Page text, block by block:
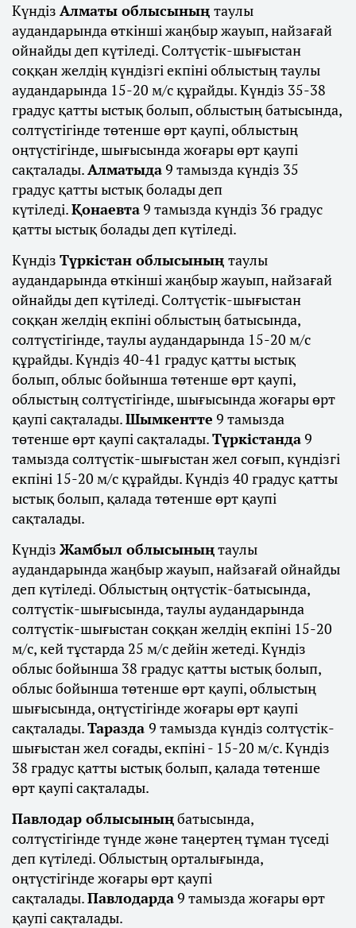
Күндіз Алматы облысының таулы
аудандарында өткінші жаңбыр жауып, найзағай
ойнайды деп күтіледі. Солтүстік-шығыстан
соққан желдің күндізгі екпіні облыстың таулы
аудандарында 15-20 м/с құрайды. Күндіз 35-38
градус қатты ыстық болып, облыстың батысында,
солтүстігінде төтенше өрт қаупі, облыстың
оңтүстігінде, шығысында жоғары өрт қаупі
сақталады.Алматыда9 тамызда күндіз 35
градус қатты ыстық болады деп
күтіледі.Қонаевта9 тамызда күндіз 36 градус
қатты ыстық болады деп күтіледі.
Күндіз Түркістан облысының таулы
аудандарында өткінші жаңбыр жауып, найзағай
ойнайды деп күтіледі. Солтүстік-шығыстан
соққан желдің екпіні облыстың батысында,
солтүстігінде, таулы аудандарында 15-20 м/с
құрайды. Күндіз 40-41 градус қатты ыстық
болып, облыс бойынша төтенше өрт қаупі,
облыстың солтүстігінде, шығысында жоғары өрт
қаупі сақталады.Шымкентте 9 тамызда
төтенше өрт қаупі сақталады.Түркістанда9
тамызда солтүстік-шығыстан жел соғып, күндізгі
екпіні 15-20 м/с құрайды. Күндіз 40 градус қатты
ыстық болып, қалада төтенше өрт қаупі
сақталады.
Күндіз Жамбыл облысыныңтаулы
аудандарында жаңбыр жауып, найзағай ойнайды
деп күтіледі. Облыстың оңтүстік-батысында,
солтүстік-шығысында, таулы аудандарында
солтүстік-шығыстан соққан желдің екпіні 15-20
м/с, кей тұстарда 25 м/с дейін жетеді. Күндіз
облыс бойынша 38 градус қатты ыстық болып,
облыс бойынша төтенше өрт қаупі, облыстың
шығысында, оңтүстігінде жоғары өрт қаупі
сақталады.Таразда 9 тамызда күндіз солтүстік-
шығыстан жел соғады, екпіні - 15-20 м/с. Күндіз
38 градус қатты ыстық болып, қалада төтенше
өрт қаупі сақталады.
Павлодар облысыныңбатысында,
солтүстігінде түнде және таңертең тұман түседі
деп күтіледі. Облыстың орталығында,
оңтүстігінде жоғары өрт қаупі
сақталады.Павлодарда9 тамызда жоғары өрт
қаупі сақталады.